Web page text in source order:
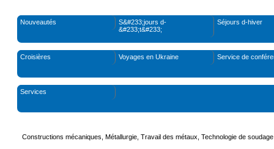
Nouveautés
S&#233;jours d-
&#233;t&#233;
Séjours d-hiver
Croisières Voyages en Ukraine Service de
Services
Constructions mécaniques, Métallurgie, Travail des métaux, Technologie de soudage